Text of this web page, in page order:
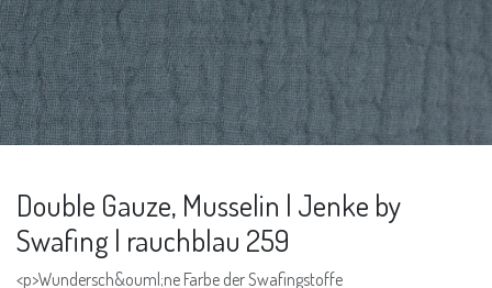
Double Gauze, Musselin | Jenke by
Swafing | rauchblau 259
<p>Wundersch&ouml;ne Farbe der Swafingstoffe